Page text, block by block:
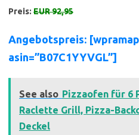
Preis: EUR 92,95
Angebotspreis:
asin=”B07C1YYVGL”]
See also Pizzaofen für 6
Raclette Grill, Pizza-
Deckel